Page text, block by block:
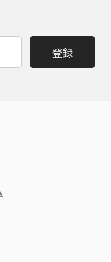
登録